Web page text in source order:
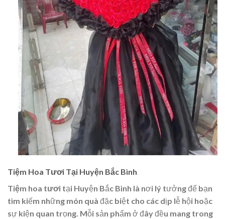
Tiệm Hoa Tươi Tại Huyện Bắc Bình
Tiệm hoa tươi tại Huyện Bắc Bình là nơi lý tưởng để bạn
tìm kiếm những món quà đặc biệt cho các dịp lễ hội hoặc
sự kiện quan trọng. Mỗi sản phẩm ở đây đều mang trong